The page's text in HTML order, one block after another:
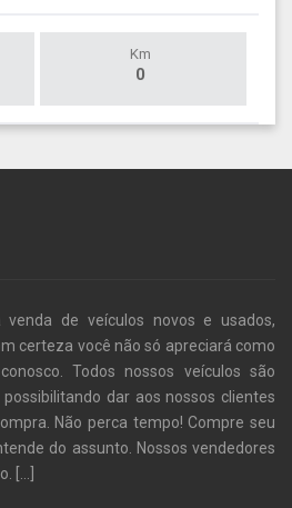
Km
0
venda de veículos novos e usados,
certeza você não só apreciará como
Todos nossos veículos são
dar aos nossos clientes
Não perca tempo! Compre seu
do assunto. Nossos vendedores
[...]